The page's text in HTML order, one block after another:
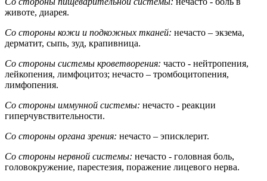
животе, диарея.
Со стороны кожи и подкожных тканей: нечасто – экзема,
дерматит, сыпь, зуд, крапивница.
Со стороны системы кроветворения: часто - нейтропения,
лейкопения, лимфоцитоз; нечасто – тромбоцитопения,
лимфопения.
Со стороны иммунной системы: нечасто - реакции
гиперчувствительности.
Со стороны органа зрения: нечасто – эписклерит.
Со стороны нервной системы: нечасто - головная боль,
головокружение, парестезия, поражение лицевого нерва.